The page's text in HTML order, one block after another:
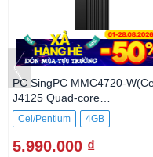
PC SingPC MMC4720-
J4125 Quad-core
2.0GHz/4GB/256GB SSD
Cel/Pentium 4GB
5.990.000 ₫